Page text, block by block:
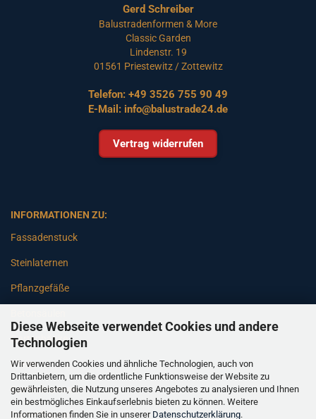
Diese Webseite verwendet Cookies und andere
Technologien
Wir verwenden Cookies und ähnliche Technologien, auch von
Drittanbietern, um die ordentliche Funktionsweise der Website zu
gewährleisten, die Nutzung unseres Angebotes zu analysieren und Ihnen
ein bestmögliches Einkaufserlebnis bieten zu können. Weitere
Informationen finden Sie in unserer Datenschutzerklärung.
Gerd Schreiber
Balustradenformen & More
Classic Garden
Lindenstr. 19
01561 Priestewitz / Zottewitz
Telefon: +49 3526 755 90 49
E-Mail: info@balustrade24.de
Vertrag widerrufen
INFORMATIONEN ZU:
Fassadenstuck
Steinlaternen
Pflanzgefäße
Gartenbänke
Pfeiler
Gartenbrunnen
Gartenfiguren